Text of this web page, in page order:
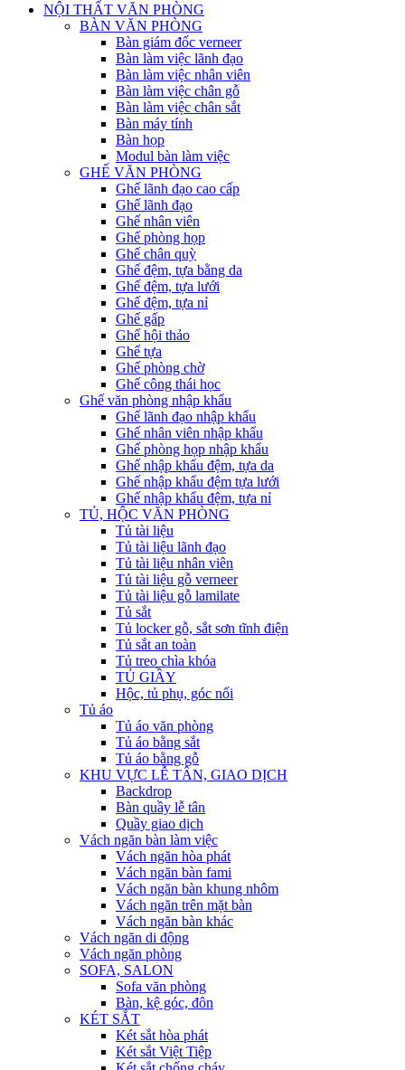
NỘI THẤT VĂN PHÒNG
BÀN VĂN PHÒNG
Bàn giám đốc verneer
Bàn làm việc lãnh đạo
Bàn làm việc nhân viên
Bàn làm việc chân gỗ
Bàn làm việc chân sắt
Bàn máy tính
Bàn họp
Modul bàn làm việc
GHẾ VĂN PHÒNG
Ghế lãnh đạo cao cấp
Ghế lãnh đạo
Ghế nhân viên
Ghế phòng họp
Ghế chân quỳ
Ghế đệm, tựa bằng da
Ghế đệm, tựa lưới
Ghế đệm, tựa nỉ
Ghế gấp
Ghế hội thảo
Ghế tựa
Ghế phòng chờ
Ghế công thái học
Ghế văn phòng nhập khẩu
Ghế lãnh đạo nhập khẩu
Ghế nhân viên nhập khẩu
Ghế phòng họp nhập khẩu
Ghế nhập khẩu đệm, tựa da
Ghế nhập khẩu đệm tựa lưới
Ghế nhập khẩu đệm, tựa nỉ
TỦ, HỘC VĂN PHÒNG
Tủ tài liệu
Tủ tài liệu lãnh đạo
Tủ tài liệu nhân viên
Tủ tài liệu gỗ verneer
Tủ tài liệu gỗ lamilate
Tủ sắt
Tủ locker gỗ, sắt sơn tĩnh điện
Tủ sắt an toàn
Tủ treo chìa khóa
TỦ GIẦY
Hộc, tủ phụ, góc nối
Tủ áo
Tủ áo văn phòng
Tủ áo bằng sắt
Tủ áo bằng gỗ
KHU VỰC LỄ TÂN, GIAO DỊCH
Backdrop
Bàn quầy lễ tân
Quầy giao dịch
Vách ngăn bàn làm việc
Vách ngăn hòa phát
Vách ngăn bàn fami
Vách ngăn bàn khung nhôm
Vách ngăn trên mặt bàn
Vách ngăn bàn khác
Vách ngăn di động
Vách ngăn phòng
SOFA, SALON
Sofa văn phòng
Bàn, kệ góc, đôn
KÉT SẮT
Két sắt hòa phát
Két sắt Việt Tiệp